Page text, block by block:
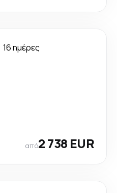
16 ημέρες
από2 738 EUR